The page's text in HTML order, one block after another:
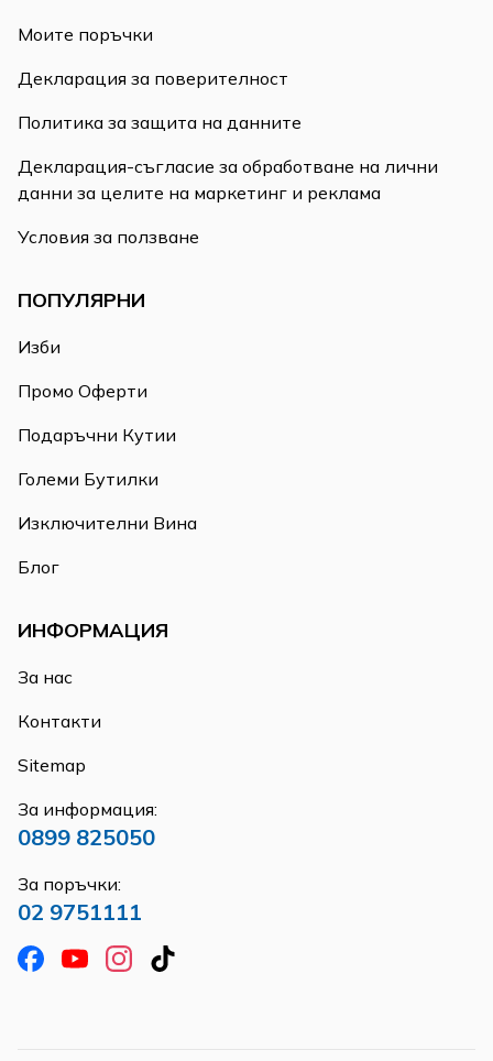
Моите поръчки
Декларация за поверителност
Политика за защита на данните
Декларация-съгласие за обработване на лични
данни за целите на маркетинг и реклама
Условия за ползване
ПОПУЛЯРНИ
Изби
Промо Оферти
Подаръчни Кутии
Големи Бутилки
Изключителни Вина
Блог
ИНФОРМАЦИЯ
За нас
Контакти
Sitemap
За информация:
0899 825050
За поръчки:
02 9751111